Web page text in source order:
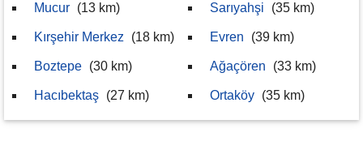
Mucur (13 km)
Kırşehir Merkez (18 km)
Boztepe (30 km)
Hacıbektaş (27 km)
Sarıyahşi (35 km)
Evren (39 km)
Ağaçören (33 km)
Ortaköy (35 km)